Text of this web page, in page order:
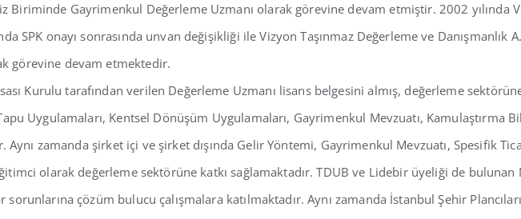
Biriminde Gayrimenkul Değerleme Uzmanı olarak görevine devam etmiştir. 2002 yılında
SPK onayı sonrasında unvan değişikliği ile Vizyon Taşınmaz Değerleme ve Danışmanlık
görevine devam etmektedir.
Kurulu tarafından verilen Değerleme Uzmanı lisans belgesini almış, değerleme
Uygulamaları, Kentsel Dönüşüm Uygulamaları, Gayrimenkul Mevzuatı, Kamulaştırma
Aynı zamanda şirket içi ve şirket dışında Gelir Yöntemi, Gayrimenkul Mevzuatı, Spesifik
olarak değerleme sektörüne katkı sağlamaktadır. TDUB ve Lidebir üyeliği de bulunan
çözüm bulucu çalışmalara katılmaktadır. Aynı zamanda İstanbul Şehir